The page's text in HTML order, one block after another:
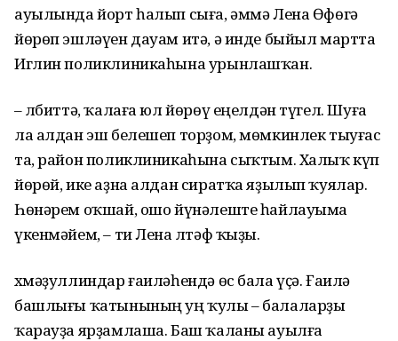
ауылында йорт һалып сыға, әммә Лена Өфөгә
йөрөп эшләүен дауам итә, ә инде быйыл мартта
Иглин поликлиникаһына урынлашҡан.
– Әлбиттә, ҡалаға юл йөрөү еңелдән түгел. Шуға
ла алдан эш белешеп торҙом, мөмкинлек тыуғас
та, район поликлиникаһына сыҡтым. Халыҡ күп
йөрөй, ике аҙна алдан сиратҡа яҙылып ҡуялар.
Һөнәрем оҡшай, ошо йүнәлеште һайлауыма
үкенмәйем, – ти Лена Әлтәф ҡыҙы.
Әхмәҙуллиндар ғаиләһендә өс бала үҫә. Ғаилә
башлығы ҡатынының уң ҡулы – балаларҙы
ҡарауҙа ярҙамлаша. Баш ҡаланы ауылға